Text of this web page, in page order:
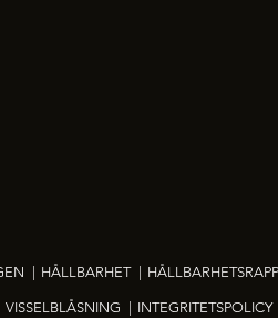
HÅLLBARHET
VISSELBLÅSNING INTEGRITETSPOLICY